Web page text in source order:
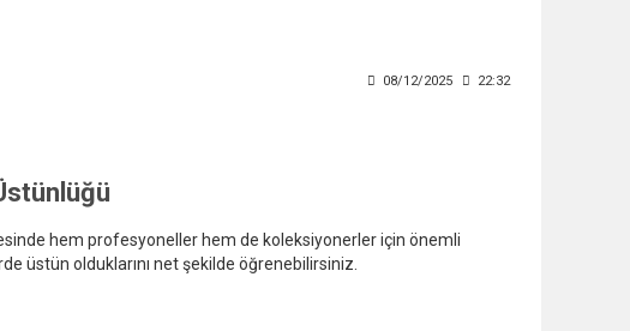
08/12/2025 22:32
hem profesyoneller hem de koleksiyonerler için önemli
üstün olduklarını net şekilde öğrenebilirsiniz.